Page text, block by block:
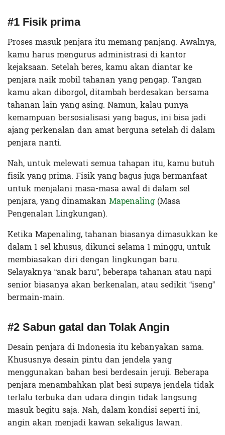
#1 Fisik prima
Proses masuk penjara itu memang panjang. Awalnya,
kamu harus mengurus administrasi di kantor
kejaksaan. Setelah beres, kamu akan diantar ke
penjara naik mobil tahanan yang pengap. Tangan
kamu akan diborgol, ditambah berdesakan bersama
tahanan lain yang asing. Namun, kalau punya
kemampuan bersosialisasi yang bagus, ini bisa jadi
ajang perkenalan dan amat berguna setelah di dalam
penjara nanti.
Nah, untuk melewati semua tahapan itu, kamu butuh
fisik yang prima. Fisik yang bagus juga bermanfaat
untuk menjalani masa-masa awal di dalam sel
penjara, yang dinamakan Mapenaling (Masa
Pengenalan Lingkungan).
Ketika Mapenaling, tahanan biasanya dimasukkan ke
dalam 1 sel khusus, dikunci selama 1 minggu, untuk
membiasakan diri dengan lingkungan baru.
Selayaknya “anak baru”, beberapa tahanan atau napi
senior biasanya akan berkenalan, atau sedikit “iseng”
bermain-main.
#2 Sabun gatal dan Tolak Angin
Desain penjara di Indonesia itu kebanyakan sama.
Khususnya desain pintu dan jendela yang
menggunakan bahan besi berdesain jeruji. Beberapa
penjara menambahkan plat besi supaya jendela tidak
terlalu terbuka dan udara dingin tidak langsung
masuk begitu saja. Nah, dalam kondisi seperti ini,
angin akan menjadi kawan sekaligus lawan.